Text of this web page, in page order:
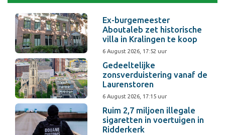
Ex-burgemeester
Aboutaleb zet historische
villa in Kralingen te koop
6 August 2026, 17:52 uur
Gedeeltelijke
zonsverduistering vanaf de
Laurenstoren
6 August 2026, 17:15 uur
Ruim 2,7 miljoen illegale
sigaretten in voertuigen in
Ridderkerk